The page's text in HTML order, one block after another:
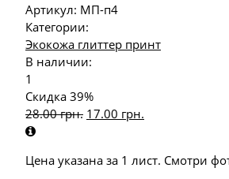
Артикул: МП-п4
Категории:
Экокожа глиттер принт
В наличии:
1
Скидка 39%
28.00грн. 17.00 грн.
Цена указана за 1 лист. Смотри